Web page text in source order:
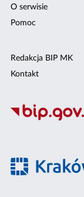
O serwisie
Pomoc
Redakcja BIP MK
Kontakt